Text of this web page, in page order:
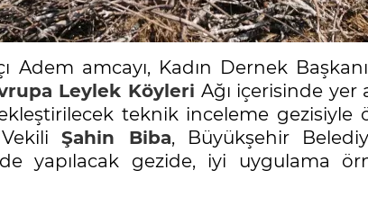
Adem amcayı, Kadın Dernek
Leylek Köyleri Ağı içerisinde yer
teknik inceleme gezisiyle
VekiliŞahin Biba, Büyükşehir
yapılacak gezide, iyi uygulama